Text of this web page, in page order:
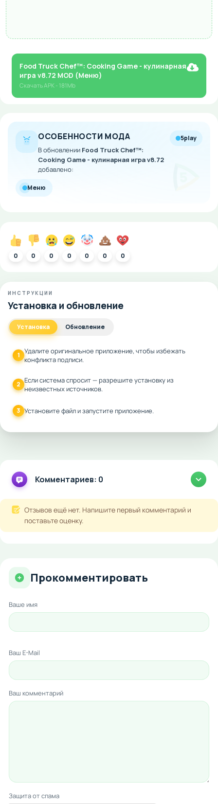
Food Truck Chef™: Cooking Game - кулинарная
игра v8.72 MOD (Меню)
СкачатьAPK- 181Mb
ОСОБЕННОСТИ МОДА
В обновлении Food Truck Chef™:
Cooking Game - кулинарная игра v8.72
добавлено:
5play
Меню
0 0 0 0 0 0 0
ИНСТРУКЦИИ
Установка и обновление
Установка Обновление
1 Удалите оригинальное приложение, чтобы избежать
конфликта подписи.
2 Если система спросит — разрешите установку из
неизвестных источников.
3 Установите файл и запустите приложение.
Комментариев: 0
Отзывов ещё нет. Напишите первый комментарий и
поставьте оценку.
Прокомментировать
Ваше имя
Ваш E-Mail
Ваш комментарий
Защита от спама